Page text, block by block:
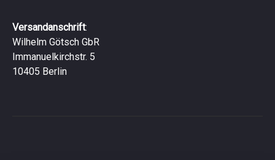
Versandanschrift:
Wilhelm Götsch GbR
Immanuelkirchstr. 5
10405 Berlin